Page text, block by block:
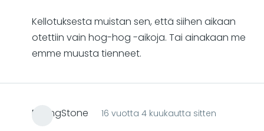
Kellotuksesta muistan sen, että siihen aikaan
otettiin vain hog-hog -aikoja. Tai ainakaan me
emme muusta tienneet.
RollingStone 16 vuotta 4 kuukautta sitten